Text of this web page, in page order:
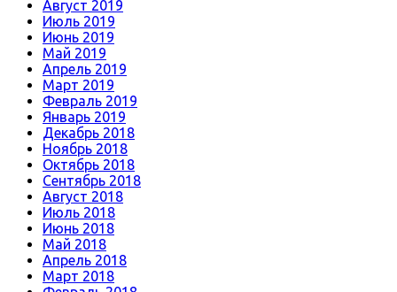
Август 2019
Июль 2019
Июнь 2019
Май 2019
Апрель 2019
Март 2019
Февраль 2019
Январь 2019
Декабрь 2018
Ноябрь 2018
Октябрь 2018
Сентябрь 2018
Август 2018
Июль 2018
Июнь 2018
Май 2018
Апрель 2018
Март 2018